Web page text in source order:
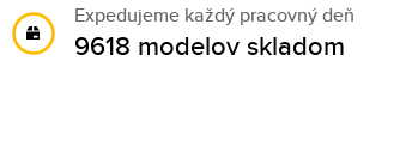
Expedujeme každý pracovný deň
9618 modelov skladom